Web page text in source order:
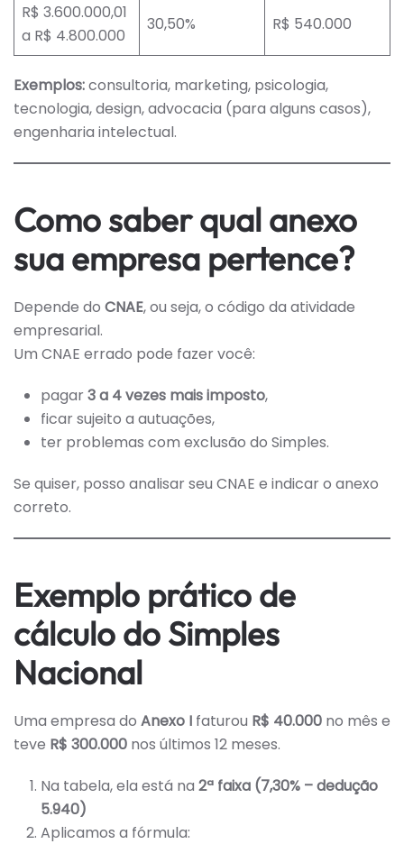
R$ 3.600.000,01
a R$ 4.800.000
30,50% R$ 540.000
Exemplos:consultoria, marketing, psicologia,
tecnologia, design, advocacia (para alguns casos),
engenharia intelectual.
Como saber qual anexo
sua empresa pertence?
Depende do CNAE, ou seja, o código da atividade
empresarial.
Um CNAE errado pode fazer você:
pagar3 a 4 vezes mais imposto,
ficar sujeito a autuações,
ter problemas com exclusão do Simples.
Se quiser, posso analisar seu CNAE e indicar o anexo
correto.
Exemplo prático de
cálculo do Simples
Nacional
Uma empresa do Anexo I faturou R$ 40.000 no mês e
teve R$ 300.000 nos últimos 12 meses.
Na tabela, ela está na 2ª faixa (7,30% – dedução
5.940)
Aplicamos a fórmula: